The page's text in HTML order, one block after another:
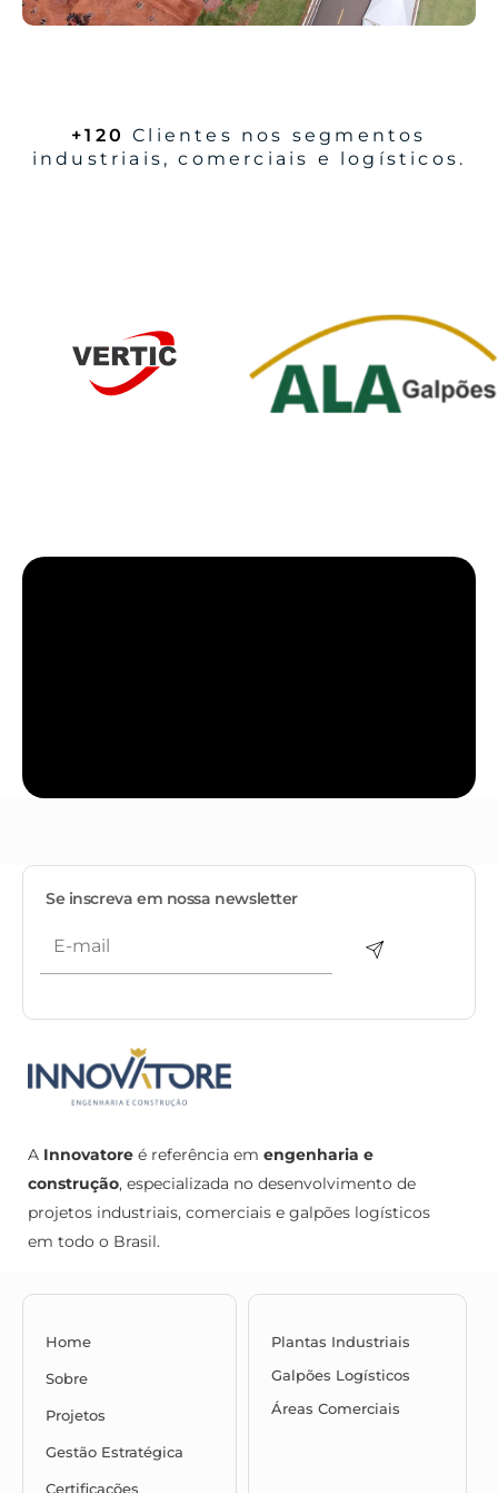
+120 Clientes nos segmentos
industriais, comerciais e logísticos.
A Innovatore é referência em engenharia e
construção, especializada no desenvolvimento de
projetos industriais, comerciais e galpões logísticos
em todo o Brasil.
Se inscreva em nossa newsletter
Home
Sobre
Projetos
Gestão Estratégica
Certificações
Plantas Industriais
Galpões Logísticos
Áreas Comerciais